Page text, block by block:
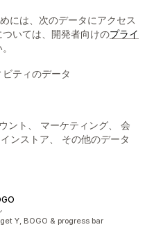
には、次のデータにアクセス
いては、開発者向けのプライ
ティのデータ
ント、 マーケティング、 会
ンストア、 その他のデータ
Y, BOGO & progress bar